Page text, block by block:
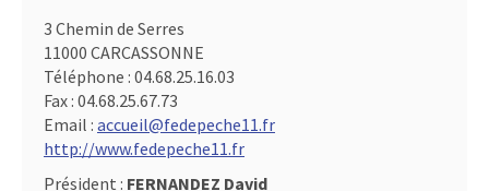
3 Chemin de Serres
11000 CARCASSONNE
Téléphone : 04.68.25.16.03
Fax : 04.68.25.67.73
Email : accueil@fedepeche11.fr
http://www.fedepeche11.fr
Président : FERNANDEZ David